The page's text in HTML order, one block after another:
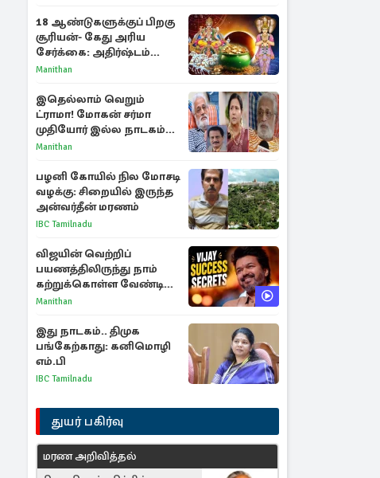
18 ஆண்டுகளுக்குப் பிறகு
சூரியன்- கேது அரிய
சேர்க்கை: அதிர்ஷ்டம்
பெறும் 3 ராசிகள்!
Manithan
இதெல்லாம் வெறும்
ட்ராமா! மோகன் சர்மா
முதியோர் இல்ல நாடகம்
குறித்து குட்டி பத்மினி
Manithan
பழனி கோயில் நில மோசடி
வழக்கு: சிறையில் இருந்த
அன்வர்தீன் மரணம்
IBC Tamilnadu
விஜயின் வெற்றிப்
பயணத்திலிருந்து நாம்
கற்றுக்கொள்ள வேண்டிய
முக்கிய 3 விடயங்கள்!
Manithan
இது நாடகம்.. திமுக
பங்கேற்காது: கனிமொழி
எம்.பி
IBC Tamilnadu
துயர் பகிர்வு
மரண அறிவித்தல்